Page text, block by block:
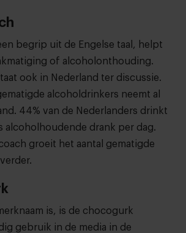
begrip uit de Engelse taal, helpt
of alcoholonthouding.
ook in Nederland ter discussie.
alcoholdrinkers neemt al
44% van de Nederlanders drinkt
alcoholhoudende drank per dag.
groeit het aantal gematigde
is, is de chocogurk
gebruik in de media in de